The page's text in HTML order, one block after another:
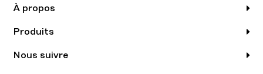
À propos
Produits
Nous suivre